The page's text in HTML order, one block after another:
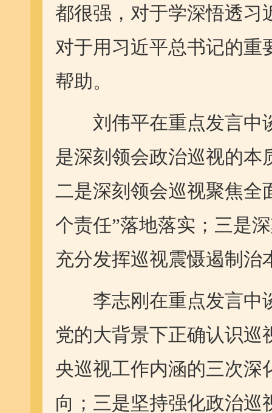
都很强，对于学深悟透习
对于用习近平总书记的重
帮助。
刘伟平在重点发言中
是深刻领会政治巡视的本
二是深刻领会巡视聚焦全
个责任”落地落实；三是
充分发挥巡视震慑遏制治
李志刚在重点发言中
党的大背景下正确认识巡
央巡视工作内涵的三次深
向；三是坚持强化政治巡